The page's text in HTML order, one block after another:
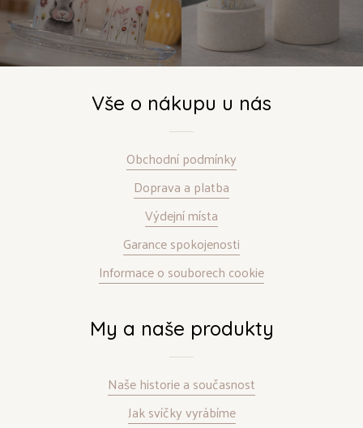
Vše o nákupu u nás
Obchodní podmínky
Doprava a platba
Výdejní místa
Garance spokojenosti
Informace o souborech cookie
My a naše produkty
Naše historie a současnost
Jak svíčky vyrábíme